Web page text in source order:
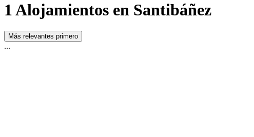
1 Alojamientos en Santibáñez
Más relevantes primero
...